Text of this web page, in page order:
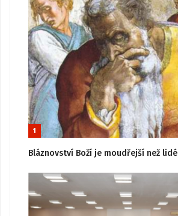
1
Bláznovství Boží je moudřejší než lidé